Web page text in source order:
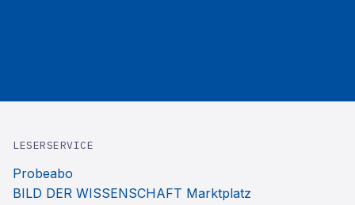
LESERSERVICE
Probeabo
BILD DER WISSENSCHAFT Marktplatz